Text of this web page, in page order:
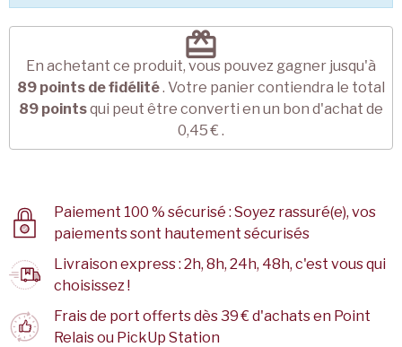
redeem
En achetant ce produit, vous pouvez gagner jusqu'à
89 points de fidélité. Votre panier contiendra le total
89 pointsqui peut être converti en un bon d'achat de
0,45 € .
Paiement 100 % sécurisé : Soyez rassuré(e), vos
paiements sont hautement sécurisés
Livraison express : 2h, 8h, 24h, 48h, c'est vous qui
choisissez !
Frais de port offerts dès 39 € d'achats en Point
Relais ou PickUp Station